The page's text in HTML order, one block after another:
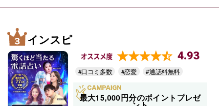
インスピ
オススメ度 4.93
#口コミ多数 #恋愛 #通話料無料
最大15,000円分のポイントプレゼ